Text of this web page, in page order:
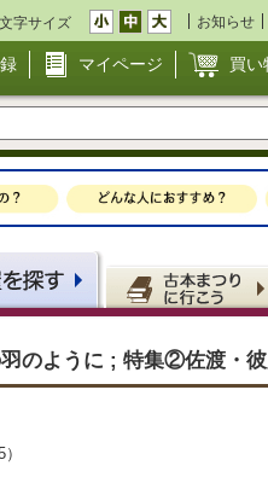
文字サイズ お知らせ
マイページ 買い
のように ; 特集②佐渡・